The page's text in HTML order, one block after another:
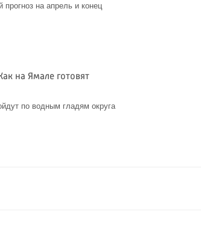
на апрель и конец
на Ямале готовят
по водным гладям округа